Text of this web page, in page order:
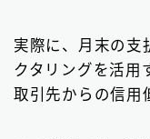
実際に、月末の支
クタリングを活用
取引先からの信用